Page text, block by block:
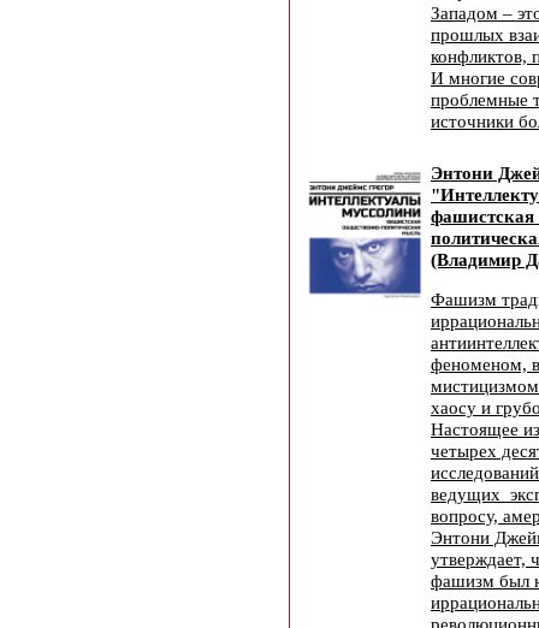
Западом –
прошлых
конфликтов,
И многие
проблемные
источники
Энтони
фашистская
(Владимир
Фашизм
феноменом,
хаосу и
Настоящее
четырех
ведущих
вопросу,
Энтони
утверждает,
фашизм был